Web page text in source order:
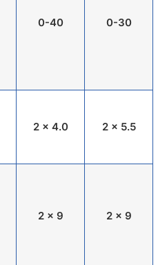
0-40 0-30
2 x 4.0 2 x 5.5
2 x 9 2 x 9